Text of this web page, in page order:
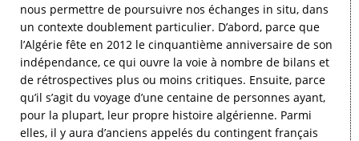
nous permettre de poursuivre nos échanges in situ, dans
un contexte doublement particulier. D’abord, parce que
l’Algérie fête en 2012 le cinquantième anniversaire de son
indépendance, ce qui ouvre la voie à nombre de bilans et
de rétrospectives plus ou moins critiques. Ensuite, parce
qu’il s’agit du voyage d’une centaine de personnes ayant,
pour la plupart, leur propre histoire algérienne. Parmi
elles, il y aura d’anciens appelés du contingent français